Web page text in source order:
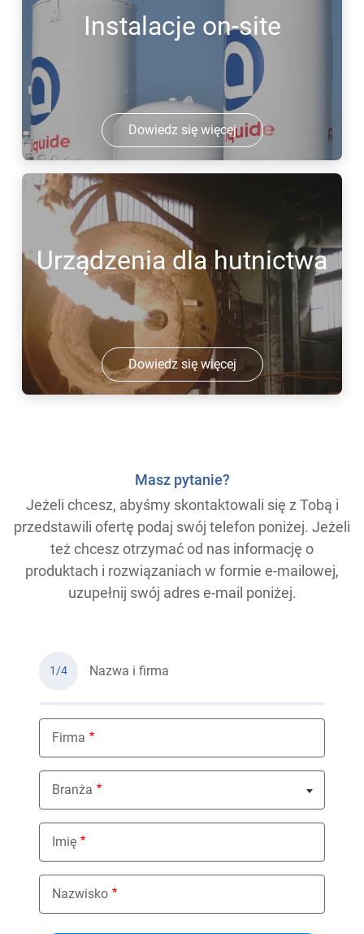
Instalacje on-site
Dowiedz się więcej
Urządzenia dla hutnictwa
Dowiedz się więcej
Masz pytanie?
Jeżeli chcesz, abyśmy skontaktowali się z Tobą i
przedstawili ofertę podaj swój telefon poniżej. Jeżeli
też chcesz otrzymać od nas informację o
produktach i rozwiązaniach w formie e-mailowej,
uzupełnij swój adres e-mail poniżej.
1/4 Nazwa i firma
Firma
Branża
Nothing selected
Imię
Nazwisko